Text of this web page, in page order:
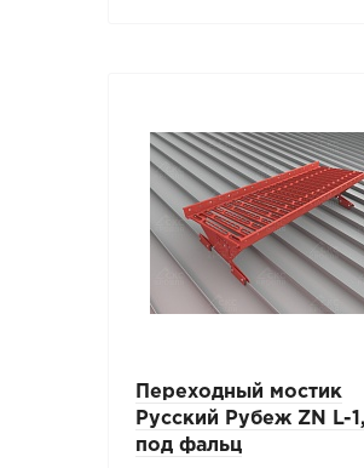
Переходный мостик
Русский Рубеж ZN L-
под фальц